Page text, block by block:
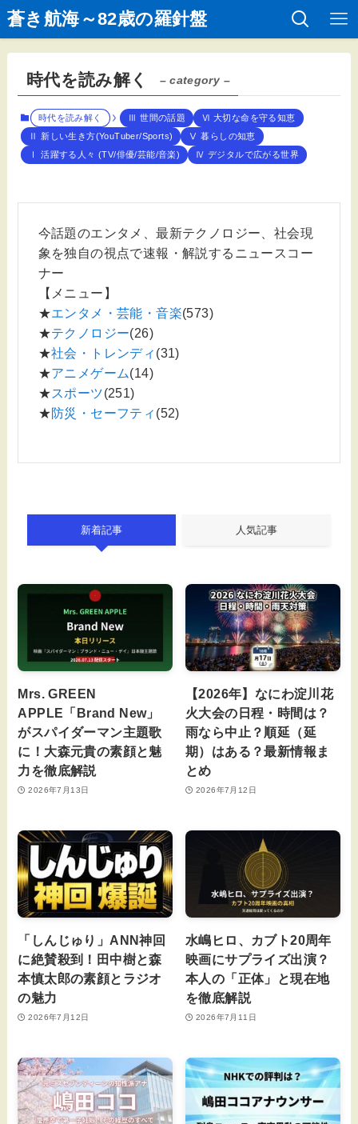
蒼き航海～82歳の羅針盤
時代を読み解く – category –
時代を読み解く Ⅲ 世間の話題
Ⅵ 大切な命を守る知恵
Ⅱ 新しい生き方(YouTuber/Sports)
Ⅴ 暮らしの知恵
Ⅰ 活躍する人々 (TV/俳優/芸能/音楽)
Ⅳ デジタルで広がる世界
今話題のエンタメ、最新テクノロジー、社会現
象を独自の視点で速報・解説するニュースコー
ナー
【メニュー】
★エンタメ・芸能・音楽(573)
★テクノロジー(26)
★社会・トレンディ (31)
★アニメゲーム(14)
★スポーツ(251)
★防災・セーフティ (52)
新着記事 人気記事
Mrs. GREEN
APPLE「Brand New」
がスパイダーマン主題歌
に！大森元貴の素顔と魅
力を徹底解説
2026年7月13日
【2026年】なにわ淀川花
火大会の日程・時間は？
雨なら中止？順延（延
期）はある？最新情報ま
とめ
2026年7月12日
「しんじゅり」ANN神回
に絶賛殺到！田中樹と森
本慎太郎の素顔とラジオ
の魅力
2026年7月12日
水嶋ヒロ、カブト20周年
映画にサプライズ出演？
本人の「正体」と現在地
を徹底解説
2026年7月11日